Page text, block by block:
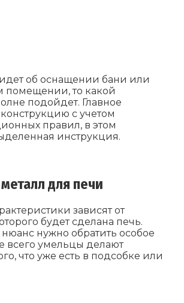
об оснащении бани или
помещении, то какой
подойдет. Главное
с учетом
правил, в этом
инструкция.
для печи
зависят от
будет сделана печь.
нюанс нужно обратить особое
всего умельцы делают
что уже есть в подсобке или